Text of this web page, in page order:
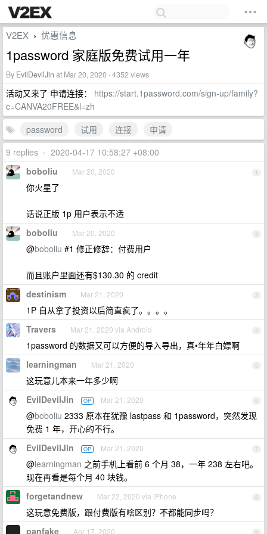
V2EX › 优惠信息
1password 家庭版免费试用一年
By EvilDevilJin at Mar 20, 2020 · 4352 views
活动又来了 申请连接： https://start.1password.com/sign-up/family?
c=CANVA20FREE&l=zh
password
试用 连接
申请
9 replies • 2020-04-17 10:58:27 +08:00
1
boboliu Mar 20, 2020
你火星了
话说正版 1p 用户表示不适
2
boboliu Mar 20, 2020
@boboliu #1 修正修辞：付费用户
而且账户里面还有$130.30 的 credit
3
destinism Mar 21, 2020
1P 自从拿了投资以后简直疯了。。。。
4
Travers Mar 21, 2020 via Android
1password 的数据又可以方便的导入导出，真•年年白嫖啊
5
learningman Mar 21, 2020
这玩意儿本来一年多少啊
6
EvilDevilJin OP Mar 21, 2020
@boboliu 2333 原本在犹豫 lastpass 和 1password，突然发现
免费 1 年，开心的不行。
7
EvilDevilJin OP Mar 21, 2020
@learningman 之前手机上看前 6 个月 38，一年 238 左右吧。
现在再看是每个月 40 块钱。
8
forgetandnew Mar 22, 2020 via iPhone
这玩意免费版，跟付费版有啥区别？不都能同步吗？
panfake Apr 17, 2020